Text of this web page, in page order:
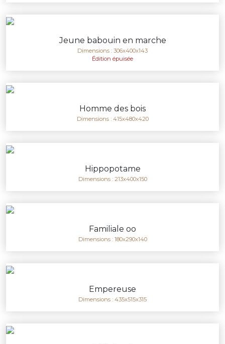
Jeune babouin en marche
Dimensions : 306x400x143
Édition épuisée
Homme des bois
Dimensions : 415x480x420
Hippopotame
Dimensions : 213x400x150
Familiale oo
Dimensions : 180x290x140
Empereuse
Dimensions : 435x515x315